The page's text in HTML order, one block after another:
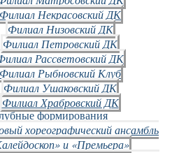
Филиал Некрасовский ДК
Филиал Низовский ДК
Филиал Петровский ДК
Рассветовский ДК
Филиал Рыбновский Клуб
Филиал Ушаковский ДК
Филиал Храбровский ДК
формирования
хореографический ансамбль
и «Премьера»